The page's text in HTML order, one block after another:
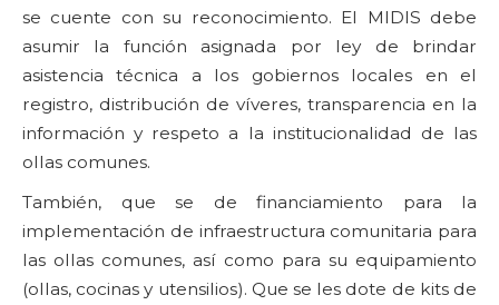
se cuente con su reconocimiento. El MIDIS debe
asumir la función asignada por ley de brindar
asistencia técnica a los gobiernos locales en el
registro, distribución de víveres, transparencia en la
información y respeto a la institucionalidad de las
ollas comunes.
También, que se de financiamiento para la
implementación de infraestructura comunitaria para
las ollas comunes, así como para su equipamiento
(ollas, cocinas y utensilios). Que se les dote de kits de